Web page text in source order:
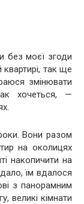
без моєї згоди
так ще
змінювати
хочеться, —
Вони разом
на околицях
накопичити на
їм вдалося
з панорамним
великі кімнати